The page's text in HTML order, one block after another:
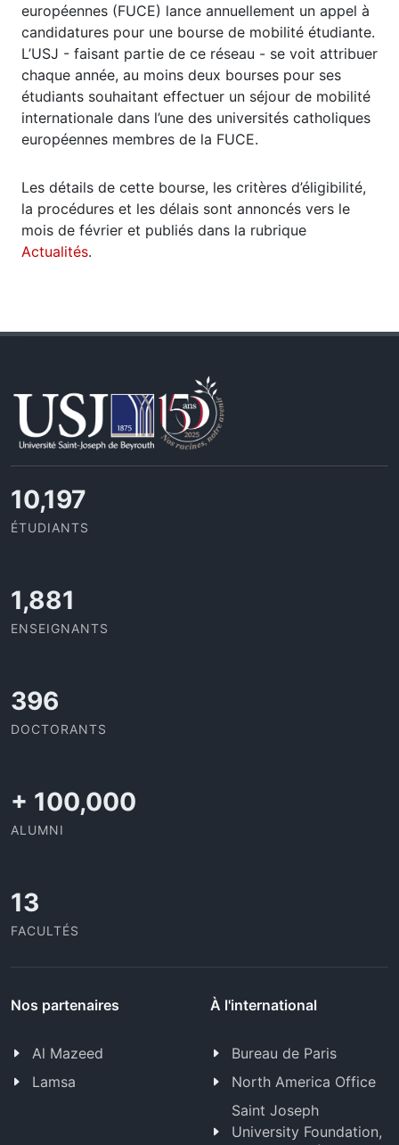
européennes (FUCE) lance annuellement un appel à
candidatures pour une bourse de mobilité étudiante.
L’USJ - faisant partie de ce réseau - se voit attribuer
chaque année, au moins deux bourses pour ses
étudiants souhaitant effectuer un séjour de mobilité
internationale dans l’une des universités catholiques
européennes membres de la FUCE.
Les détails de cette bourse, les critères d’éligibilité,
la procédures et les délais sont annoncés vers le
mois de février et publiés dans la rubrique
Actualités.
11,727
ÉTUDIANTS
2,142
ENSEIGNANTS
437
DOCTORANTS
+ 100,000
ALUMNI
13
FACULTÉS
Nos partenaires
Al Mazeed
Lamsa
À l'international
Bureau de Paris
North America Office
Saint Joseph
University Foundation,